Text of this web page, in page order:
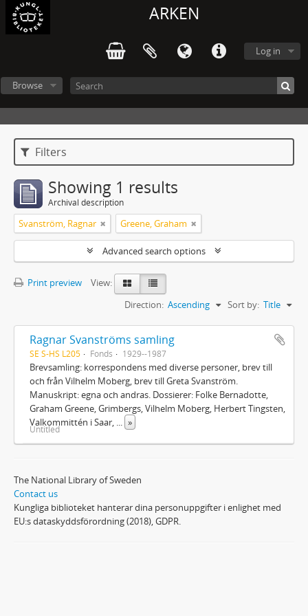
ARKEN
Log in
Browse
Filters
Showing 1 results
Archival description
Svanström, Ragnar Greene, Graham
Advanced search options
Print preview
View:
Sort by: Title
Direction: Ascending
Ragnar Svanströms samling
SE S-HS L205 Fonds 1929--1987
Brevsamling: korrespondens med diverse personer, brev till
och från Vilhelm Moberg, brev till Greta Svanström.
Manuskript: egna och andras. Dossierer: Folke Bernadotte,
Graham Greene, Grimbergs, Vilhelm Moberg, Herbert Tingsten,
Valkommittén i Saar,
»
Untitled
The National Library of Sweden
Contact us
Kungliga biblioteket hanterar dina personuppgifter i enlighet med
EU:s dataskyddsförordning (2018), GDPR.